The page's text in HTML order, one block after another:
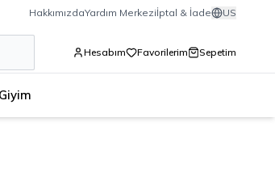
HakkımızdaYardım Merkeziİptal & İade US
Hesabım Favorilerim Sepetim